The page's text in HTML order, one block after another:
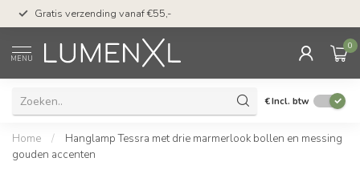
Gratis verzending vanaf €55,-
MENU
0
€Incl. btw
Home /
Hanglamp Tessra met drie marmerlook bollen en messing
gouden accenten